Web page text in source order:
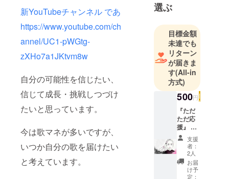
新YouTubeチャンネル であ
https://www.youtube.com/ch
annel/UC1-pWGtg-
zXHo7a1JKtvm8w
自分の可能性を信じたい、
信じて成長・挑戦しつづけ
たいと思っています。
今は歌マネが多いですが、
いつか自分の歌を届けたい
と考えています。
選ぶ
目標金額
未達でも
リターン
が届きま
す(All-in
方式)
500円
『ただ
ただ応
援』 で
あの挑
戦を“た
だただ
応援”し
てくだ
さる方
支援
者：
2人
お届
け予
定：